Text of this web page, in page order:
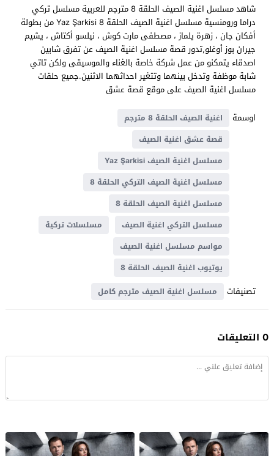
شاهد مسلسل اغنية الصيف الحلقة 8 مترجم للعربية مسلسل تركي
دراما ورومنسية مسلسل اغنية الصيف الحلقة 8 Yaz Şarkisi من بطولة
أفكان جان ، زهرة يلماز ، مصطفى مارت كوش ، نيلسو أكتاش ، يشيم
جيران بوز أوغلو,تدور قصة مسلسل اغنية الصيف عن تفرق شابين
اصدقاء يتمكنو من عمل شركة خاصة بالغناء والموسيقى ولكن تاتي
شابة موظفة وتدخل بينهما وتتغير احداثهما الاثنين.جميع حلقات
مسلسل اغنية الصيف على موقع قصة عشق
اوسمة
اغنية الصيف الحلقة 8 مترجم
قصة عشق اغنية الصيف
مسلسل اغنية الصيف Yaz Şarkisi
مسلسل اغنية الصيف التركي الحلقة 8
مسلسل اغنية الصيف الحلقة 8
مسلسل التركي اغنية الصيف
مسلسلات تركية
مواسم مسلسل اغنية الصيف
يوتيوب اغنية الصيف الحلقة 8
تصنيفات مسلسل اغنية الصيف مترجم كامل
0 التعليقات